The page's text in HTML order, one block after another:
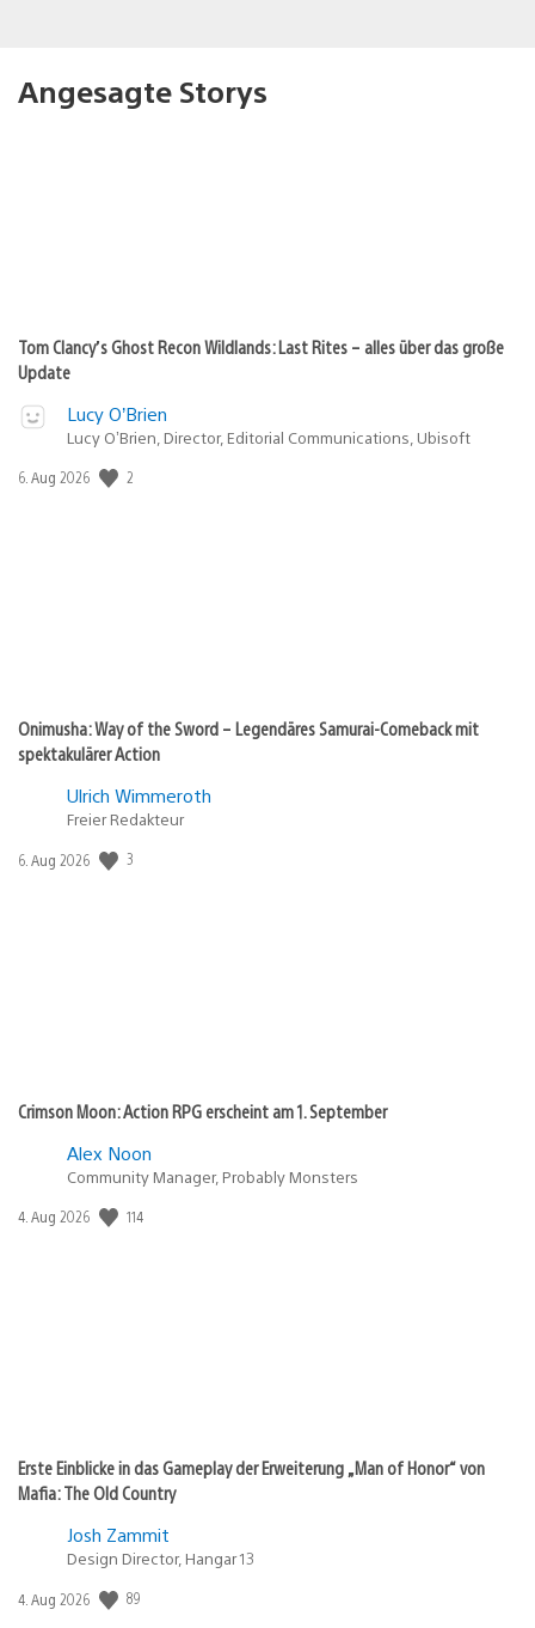
Angesagte Storys
Tom Clancy’s Ghost Recon Wildlands: Last Rites – alles über das große
Update
Lucy O’Brien
Lucy O’Brien, Director, Editorial Communications, Ubisoft
Veröffentlichungsdatum:
6. Aug 2026 2
Onimusha: Way of the Sword – Legendäres Samurai-Comeback mit
spektakulärer Action
Ulrich Wimmeroth
Freier Redakteur
Veröffentlichungsdatum:
6. Aug 2026 3
Crimson Moon: Action RPG erscheint am 1. September
Alex Noon
Community Manager, Probably Monsters
Veröffentlichungsdatum:
4. Aug 2026 114
Erste Einblicke in das Gameplay der Erweiterung „Man of Honor“ von
Mafia: The Old Country
Josh Zammit
Design Director, Hangar 13
Veröffentlichungsdatum:
4. Aug 2026 89